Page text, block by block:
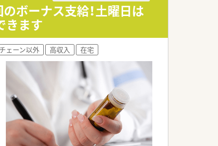
ています。
献しています。
有を図っています。
んでいます。
ボーナス支給！土曜日は
きます
ェーン以外 高収入 在宅